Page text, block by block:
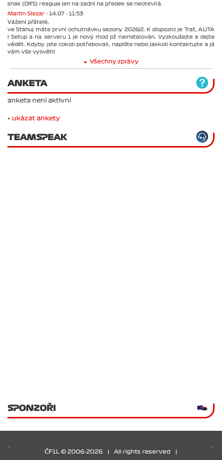
jinak (DRS) reaguje jen na zadní na předek se neotevírá.
Martin Slezar - 14.07 - 11:53
Vážení přátelé,
ve Stahuj máte první ochutnávku sezony 2026/2. K dispozici je Trať, AUTA
i Setup a na serveru 1 je nový mod již nainstalován. Vyzkoušejte a dejte
vědět. Kdyby jste cokoli potřebovali, napište nebo jakkoli kontaktujte a já
vám vše vysvětlí
Všechny zprávy
ANKETA
anketa není aktivní
• ukázat ankety
TEAMSPEAK
SPONZOŘI
ČF1L © 2006-2026 All rights reserved